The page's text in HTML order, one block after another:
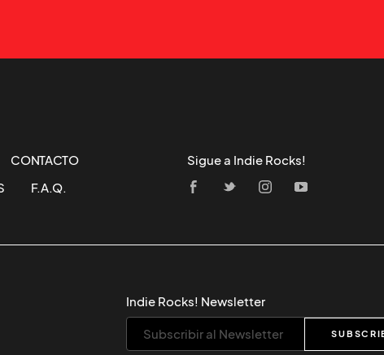
CONTACTO
F.A.Q.
Sigue a Indie Rocks!
Indie Rocks! Newsletter